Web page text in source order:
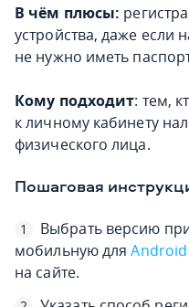
В чём плюсы:
устройства, даже если
не нужно иметь
Кому подходит: тем,
к личному кабинету
физического лица.
Пошаговая
Выбрать версию
мобильную дляAndroid
на сайте.